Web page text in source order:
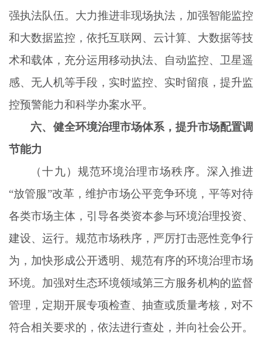
强执法队伍。大力推进非现场执法，加强智能监控
和大数据监控，依托互联网、云计算、大数据等技
术和载体，充分运用移动执法、自动监控、卫星遥
感、无人机等手段，实时监控、实时留痕，提升监
控预警能力和科学办案水平。
六、健全环境治理市场体系，提升市场配置调
节能力
（十九）规范环境治理市场秩序。深入推进
“放管服”改革，维护市场公平竞争环境，平等对待
各类市场主体，引导各类资本参与环境治理投资、
建设、运行。规范市场秩序，严厉打击恶性竞争行
为，加快形成公开透明、规范有序的环境治理市场
环境。加强对生态环境领域第三方服务机构的监督
管理，定期开展专项检查、抽查或质量考核，对不
符合相关要求的，依法进行查处，并向社会公开。